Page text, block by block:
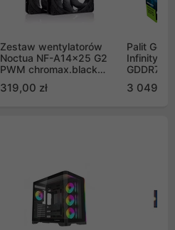
Zestaw wentylatorów
Noctua NF-A14x25 G2
PWM chromax.black
Push Pull (2szt)
319,00 zł
Palit
Infinity 3
GDDR7
GB2050S)
3 049,00